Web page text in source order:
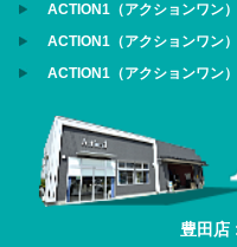
ACTION1（アクションワン
ACTION1（アクションワン
ACTION1（アクションワン
豊田店